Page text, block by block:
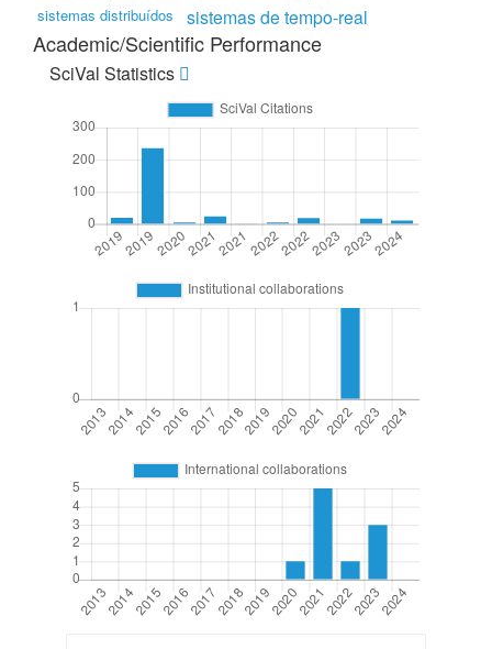
sistemas distribuídos
sistemas de tempo-real
Academic/Scientific Performance
SciVal Statistics